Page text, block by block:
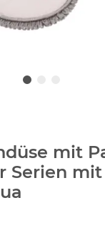
mit
Serien mit